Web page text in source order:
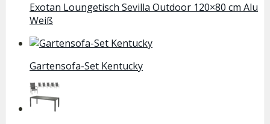
Exotan Loungetisch Sevilla Outdoor 120×80 cm Alu
Weiß
Gartensofa-Set Kentucky